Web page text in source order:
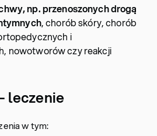
, np. przenoszonych drogą
, chorób skóry, chorób
i
nowotworów czy reakcji
leczenie
w tym: